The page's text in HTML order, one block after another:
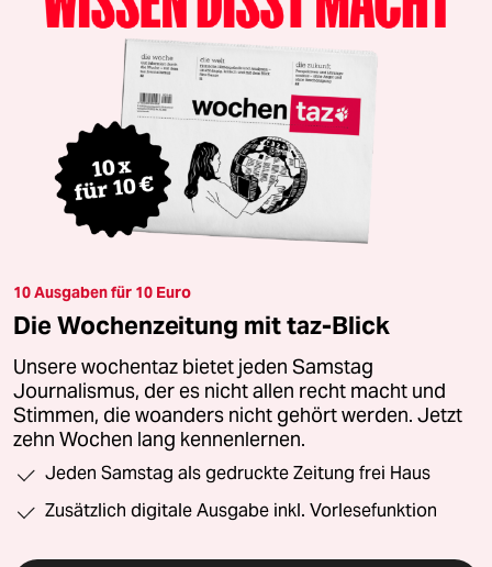
10 Ausgaben für 10 Euro
Die Wochenzeitung mit taz-Blick
Unsere wochentaz bietet jeden Samstag
Journalismus, der es nicht allen recht macht und
Stimmen, die woanders nicht gehört werden. Jetzt
zehn Wochen lang kennenlernen.
Jeden Samstag als gedruckte Zeitung frei Haus
Zusätzlich digitale Ausgabe inkl. Vorlesefunktion